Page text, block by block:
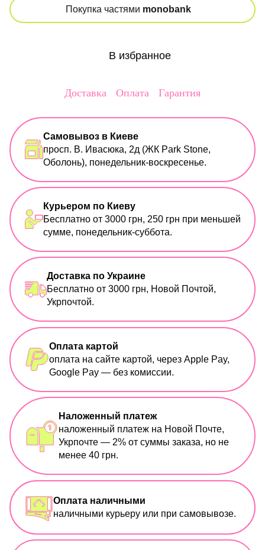
Покупка частями monobank
В избранное
Доставка Оплата Гарантия
Самовывоз в Киеве
просп. В. Ивасюка, 2д (ЖК Park Stone,
Оболонь), понедельник-воскресенье.
Курьером по Киеву
Бесплатно от 3000 грн, 250 грн при меньшей
сумме, понедельник-суббота.
Доставка по Украине
Бесплатно от 3000 грн, Новой Почтой,
Укрпочтой.
Оплата картой
оплата на сайте картой, через Apple Pay,
Google Pay — без комиссии.
Наложенный платеж
наложенный платеж на Новой Почте,
Укрпочте — 2% от суммы заказа, но не
менее 40 грн.
Оплата наличными
наличными курьеру или при самовывозе.